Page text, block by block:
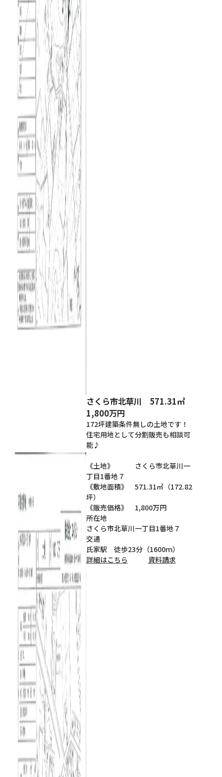
さくら市北草川 571.31㎡
1,800万円
172坪建築条件無しの土地です！
住宅用地として分割販売も相談可
能♪
《土地》 さくら市北草川一
丁目1番地７
《敷地面積》 571.31㎡（172.82
坪）
《販売価格》 1,800万円
所在地
さくら市北草川一丁目1番地７
交通
氏家駅 徒歩23分（1600ｍ）
詳細はこちら
資料請求